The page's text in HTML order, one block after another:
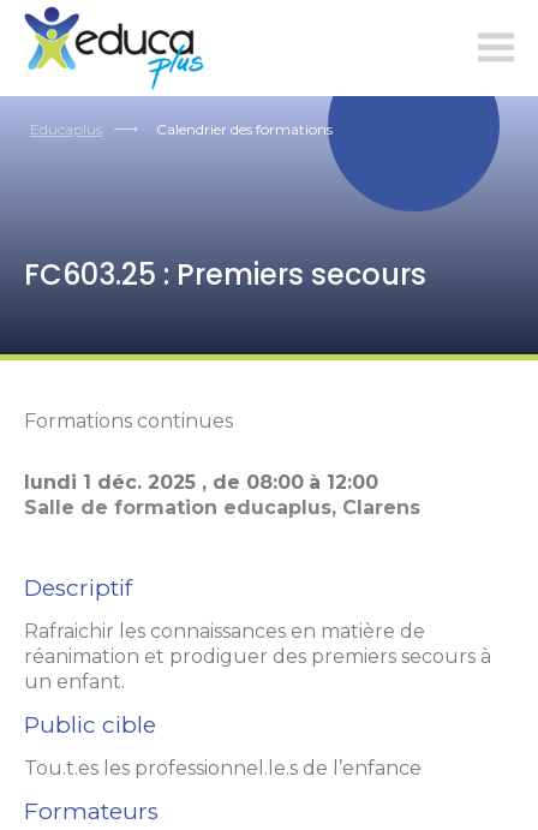
Educaplus Calendrier des formations
FC603.25 : Premiers secours
Formations continues
lundi 1 déc. 2025 , de 08:00 à 12:00
Salle de formation educaplus, Clarens
Descriptif
Rafraichir les connaissances en matière de
réanimation et prodiguer des premiers secours à
un enfant.
Public cible
Tou.t.es les professionnel.le.s de l’enfance
Formateurs